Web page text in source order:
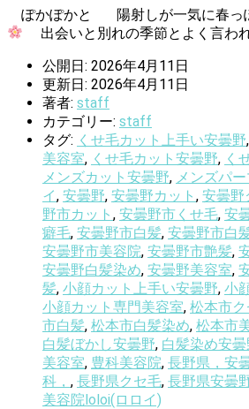
ぽかぽかと 陽射しが一気に春っ
出会いと別れの季節とよく言わ
公開日: 2026年4月11日
更新日: 2026年4月11日
著者: staff
カテゴリー: staff
タグ: くせ毛カット上手い安曇野,
美容室, くせ毛カット安曇野, く
メンズカット安曇野, メンズパ
イ, 安曇野, 安曇野カット , 安曇野
野市カット , 安曇野市くせ毛, 安
癖毛, 安曇野市白髪, 安曇野市白
安曇野市美容院, 安曇野市艶髪,
安曇野白髪染め, 安曇野美容室,
髪, 小顔カット上手い安曇野, 小
小顔カット専門美容室, 松本市
市白髪, 松本市白髪染め, 松本市
白髪ぼかし安曇野, 白髪染め安曇
美容室, 豊科美容院, 長野県，安
科， , 長野県クセ毛, 長野県安曇
美容院loloi(ロロイ)